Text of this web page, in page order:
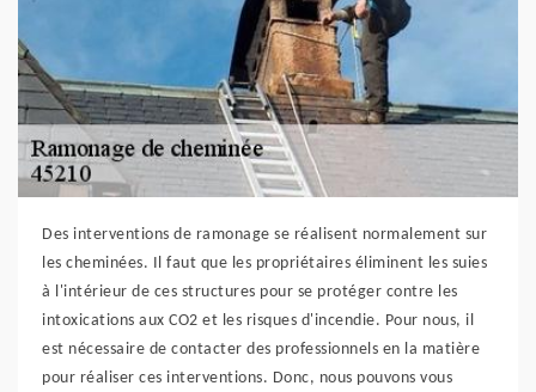
Des interventions de ramonage se réalisent normalement sur
les cheminées. Il faut que les propriétaires éliminent les suies
à l'intérieur de ces structures pour se protéger contre les
intoxications aux CO2 et les risques d'incendie. Pour nous, il
est nécessaire de contacter des professionnels en la matière
pour réaliser ces interventions. Donc, nous pouvons vous